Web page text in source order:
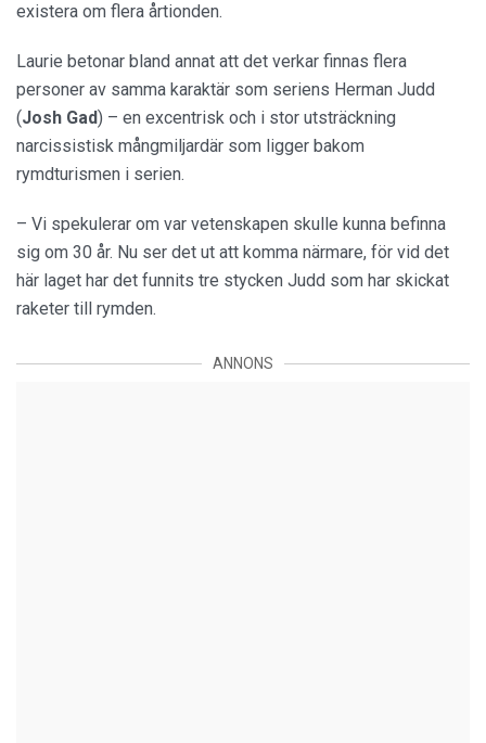
existera om flera årtionden.
Laurie betonar bland annat att det verkar finnas flera
personer av samma karaktär som seriens Herman Judd
(Josh Gad) – en excentrisk och i stor utsträckning
narcissistisk mångmiljardär som ligger bakom
rymdturismen i serien.
– Vi spekulerar om var vetenskapen skulle kunna befinna
sig om 30 år. Nu ser det ut att komma närmare, för vid det
här laget har det funnits tre stycken Judd som har skickat
raketer till rymden.
ANNONS